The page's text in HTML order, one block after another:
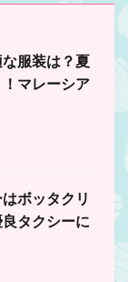
服装は？夏
マレーシア
ボッタクリ
タクシーに